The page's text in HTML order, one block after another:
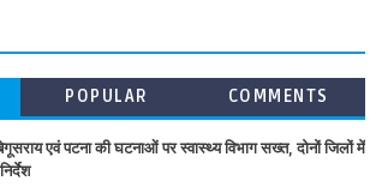
POPULAR COMMENTS
एवं पटना की घटनाओं पर स्वास्थ्य विभाग सख्त, दोनों जिलों में